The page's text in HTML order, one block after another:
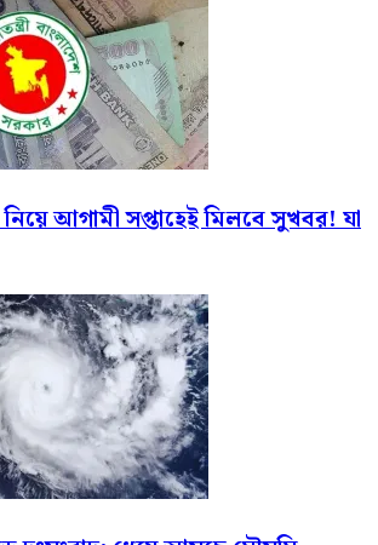
আগামী সপ্তাহেই মিলবে সুখবর! যা